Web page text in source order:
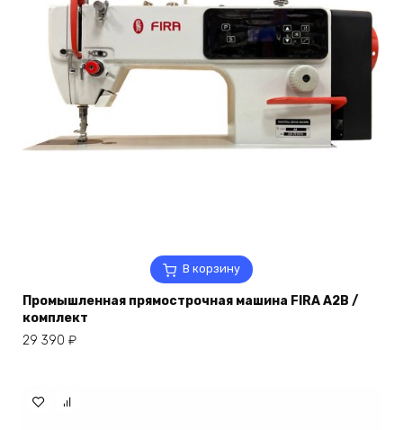
В корзину
Промышленная прямострочная машина FIRA A2B /
комплект
29 390 ₽